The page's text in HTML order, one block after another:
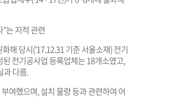
는 지적 관련
해 당시(’17.12.31 기준 서울소재) 전기
전기공사업 등록업체는 18개소였고,
과 다름.
여했으며, 설치 물량 등과 관련하여 어